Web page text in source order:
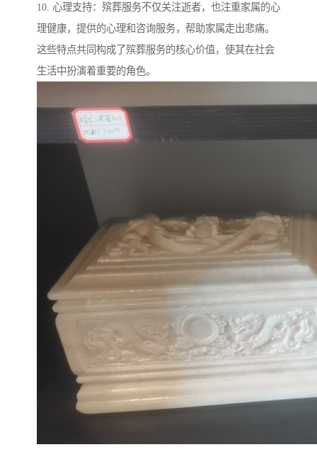
10. 心理支持：殡葬服务不仅关注逝者，也注重家属的心
理健康，提供的心理和咨询服务，帮助家属走出悲痛。
这些特点共同构成了殡葬服务的核心价值，使其在社会
生活中扮演着重要的角色。